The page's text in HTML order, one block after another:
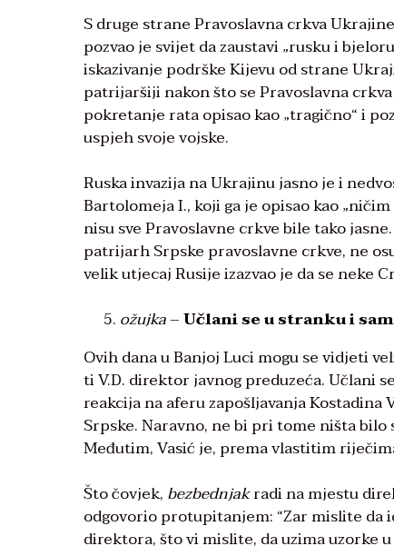
S druge strane Pravoslavna crkva
pozvao je svijet da zaustavi „rusku i
iskazivanje podrške Kijevu od strane
patrijaršiji nakon što se Pravoslavna
pokretanje rata opisao kao „tragično“ i
uspjeh svoje vojske.
Ruska invazija na Ukrajinu jasno je i
Bartolomeja I., koji ga je opisao kao
nisu sve Pravoslavne crkve bile tako
patrijarh Srpske pravoslavne crkve, ne
velik utjecaj Rusije izazvao je da se neke
ožujka–Učlani se u stranku i
Ovih dana u Banjoj Luci mogu se vidjeti
ti V.D. direktor javnog preduzeća. Učlani
reakcija na aferu zapošljavanja
Srpske. Naravno, ne bi pri tome ništa
Međutim, Vasić je, prema vlastitim
Što čovjek, bezbednjakradi na mjestu
odgovorio protupitanjem: “Zar mislite
direktora, što vi mislite, da uzima uzorke